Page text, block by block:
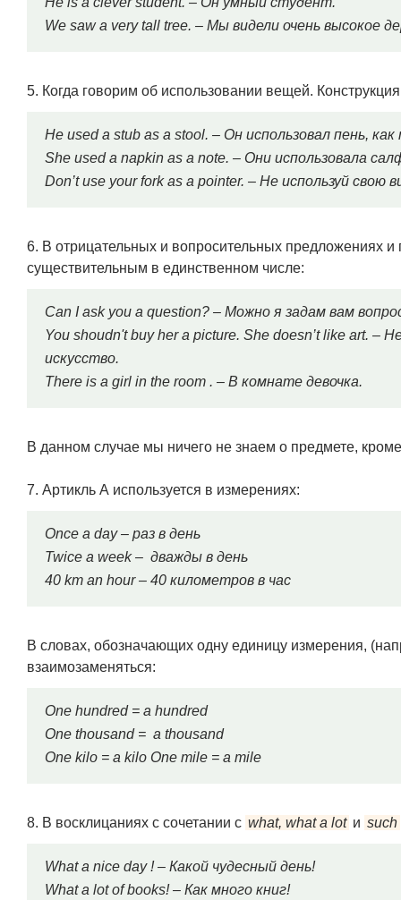
We saw a very tall tree. – Мы видели очень высокое
5. Когда говорим об использовании вещей.
He used a stub as a stool. – Он использовал пень,
She used a napkin as a note. – Они использовала
Don’t use your fork as a pointer. – Не используй свою
6. В отрицательных и вопросительных предложениях и
существительным в единственном числе:
Can I ask you a question? – Можно я задам вам
You shoudn't buy her a picture. She doesn’t like art.
искусство.
There is a girl in the room . – В комнате девочка.
В данном случае мы ничего не знаем о предмете,
7. Артикль А используется в измерениях:
Once a day – раз в день
Twice a week – дважды в день
40 km an hour – 40 километров в час
В словах, обозначающих одну единицу измерения,
взаимозаменяться:
One hundred = a hundred
One thousand = a thousand
One kilo = a kilo One mile = a mile
8. В восклицаниях с сочетании с what, what a lot и such
What a nice day ! – Какой чудесный день!
What a lot of books! – Как много книг!